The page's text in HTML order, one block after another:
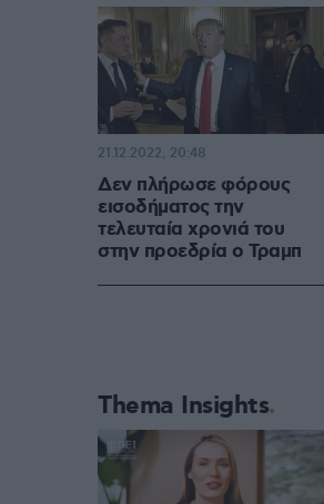
Δεν πλήρωσε φόρους
εισοδήματος την
τελευταία χρονιά του
στην προεδρία ο Τραμπ
21.12.2022, 20:48
Thema Insights